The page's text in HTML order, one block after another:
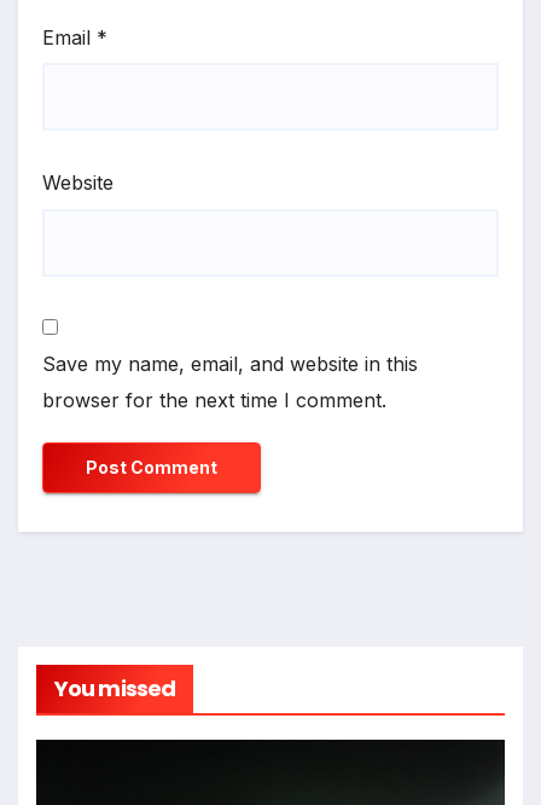
Email *
Website
Save my name, email, and website in this
browser for the next time I comment.
You missed